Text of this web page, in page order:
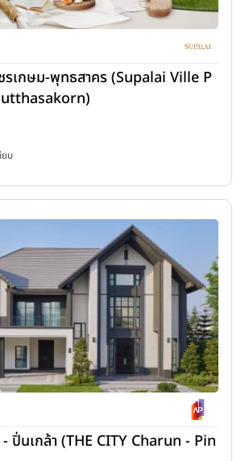
รเกษม-พุทธสาคร (Supalai Ville P
ยบ
ปิ่นเกล้า (THE CITY Charun - Pin